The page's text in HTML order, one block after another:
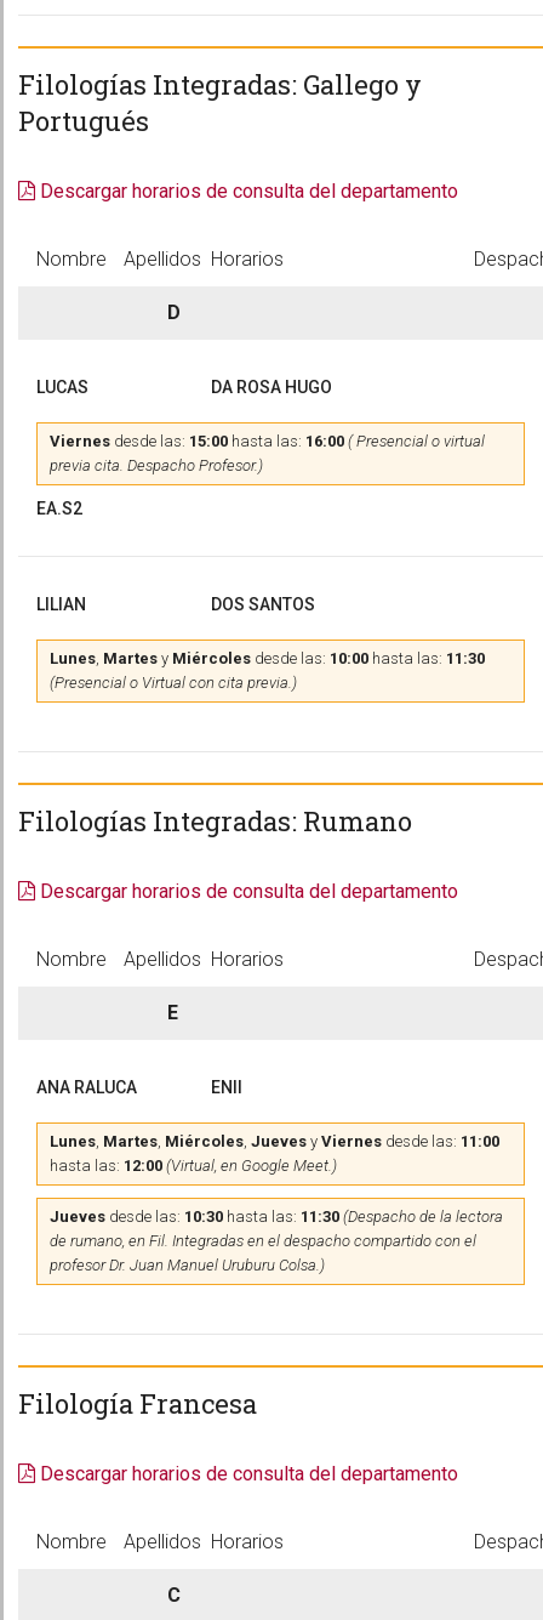
Filologías Integradas: Gallego y
Portugués
Descargar horarios de consulta del departamento
Nombre Apellidos Horarios
D
LUCAS DA ROSA HUGO
Viernes desde las: 15:00 hasta las: 16:00 ( Presencial o virtual
previa cita. Despacho Profesor.)
EA.S2
LILIAN DOS SANTOS
Lunes, Martes y Miércoles desde las: 10:00 hasta las: 11:30
(Presencial o Virtual con cita previa.)
Filologías Integradas: Rumano
Descargar horarios de consulta del departamento
Nombre Apellidos Horarios
E
ANA RALUCA ENII
Lunes, Martes, Miércoles, Jueves y Viernes desde las: 11:00
hasta las: 12:00 (Virtual, en Google Meet.)
Jueves desde las: 10:30 hasta las: 11:30 (Despacho de la lectora
de rumano, en Fil. Integradas en el despacho compartido con el
profesor Dr. Juan Manuel Uruburu Colsa.)
Filología Francesa
Descargar horarios de consulta del departamento
Nombre Apellidos Horarios
C